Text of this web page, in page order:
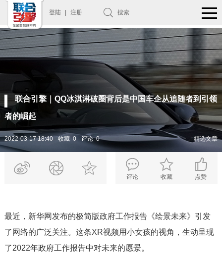
登陆 注册 搜索
联合引擎｜QQ冰淇淋破圈背后是中国车企从追随者到引领
者的崛起
2022-03-17 18:40 收藏 0 评论 0 精选文章
评论 收藏 点赞
最近，新华网发布的极简版政府工作报告《绘景未来》引发
了网络的广泛关注。这条XR视频用小女孩的视角，生动呈现
了2022年政府工作报告中对未来的愿景。